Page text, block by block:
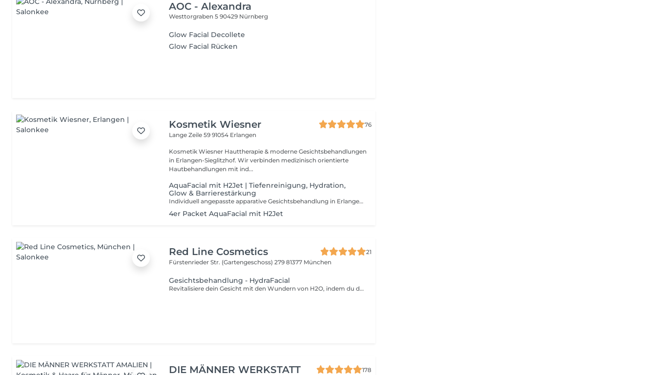
AOC - Alexandra
Westtorgraben 590429 Nürnberg
Glow Facial Decollete
Glow Facial Rücken
Kosmetik Wiesner
76
Lange Zeile 5991054 Erlangen
Kosmetik Wiesner Hauttherapie & moderne Gesichtsbehandlungen
in Erlangen-Sieglitzhof. Wir verbinden medizinisch orientierte
Hautbehandlungen mit ind...
AquaFacial mit H2Jet | Tiefenreinigung, Hydration,
Glow & Barrierestärkung
Individuell angepasste apparative Gesichtsbehandlung in Erlangen zur porentiefen Reinigung, intensiven Hydrierung und sichtbaren Hautverfeinerung. Geeignet bei: * verstopften Poren * Unreinheiten * großporiger Haut * feuchtigkeitsarmer Haut * empfindlicher oder reaktiver Haut * Rosazea- oder Couperose-Tendenz (nicht entzündlich aktiv) * ersten Zeichen der Hautalterung * fahlem Teint Je nach Hautzustand passe ich Intensität, Peelingstärke und Wirkstoffe individuell an auch für sensible Haut geeignet. Wirkung: * porentiefe Reinigung * Regulation von Talg & Verhornungen * Stabilisierung der Hautbarriere * verbesserte Wirkstoffaufnahme * frischer, klarer Glow
4er Packet AquaFacial mit H2Jet
Red Line Cosmetics
21
Fürstenrieder Str. (Gartengeschoss) 27981377 München
Gesichtsbehandlung - HydraFacial
Revitalisiere dein Gesicht mit den Wundern von H2O, indem du dich für eine feuchtigkeitsspendende Gesichtsbehandlung entscheidest, die deinen Teint aufhellt und dir ein jugendliches, taufrisches Aussehen verleiht. Was erwartet dich? Eine feuchtigkeitsspendende Gesichtsbehandlung verwendet wasserbasierte und feuchtigkeitsreiche Inhaltsstoffe und kombiniert Reinigung, Peeling und eine feuchtigkeitsspendende Maske, um deine Haut zu nähren und ihren natürlichen Wassergehalt wiederherzustellen. Was sind die Vorteile? Ob durch eisigen Winterwind oder sengende Sommerhitze, die Elemente können unsere Haut trocken, schuppig und anfällig für Irritationen machen. Eine feuchtigkeitsspendende Gesichtsbehandlung schließt die Feuchtigkeit in den Hautschichten ein und sorgt für eine seidig glatte Haut und einen strahlenden Teint.
DIE MÄNNER WERKSTATT 178